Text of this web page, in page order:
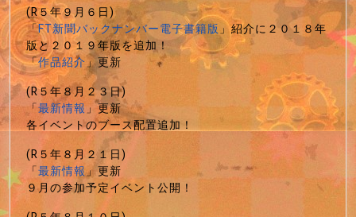
(R５年９月６日)
「FT新聞バックナンバー電子書籍版」紹介に２０１８年
版と２０１９年版を追加！
「作品紹介」更新
(R５年８月２３日)
「最新情報」更新
各イベントのブース配置追加！
(R５年８月２１日)
「最新情報」更新
９月の参加予定イベント公開！